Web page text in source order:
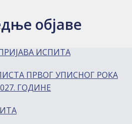
објаве
ИСПИТА
ПРВОГ УПИСНОГ РОКА
ГОДИНЕ